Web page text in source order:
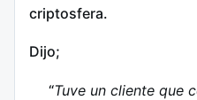
criptosfera.
Dijo;
“Tuve un cliente que